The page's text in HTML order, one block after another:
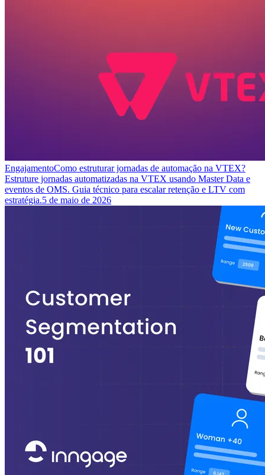
EngajamentoComo estruturar jornadas de automação na VTEX?
Estruture jornadas automatizadas na VTEX usando Master Data e
eventos de OMS. Guia técnico para escalar retenção e LTV com
estratégia.5 de maio de 2026